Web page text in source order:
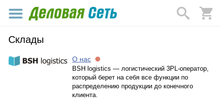
Склады
О нас
BSH logistics — логистический 3PL-оператор,
который берет на себя все функции по
распределению продукции до конечного
клиента.